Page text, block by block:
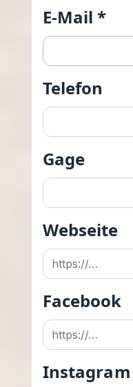
E-Mail *
Telefon
Gage
Webseite
Facebook
Instagram